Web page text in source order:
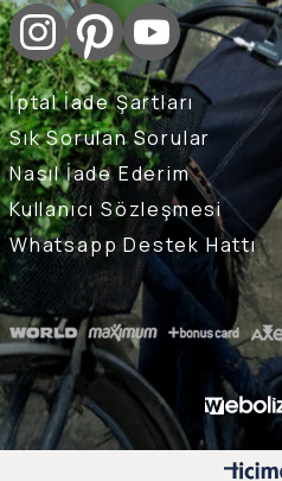
İptal İade Şartları
Sık Sorulan Sorular
Nasıl İade Ederim
Kullanıcı Sözleşmesi
Whatsapp Destek Hattı